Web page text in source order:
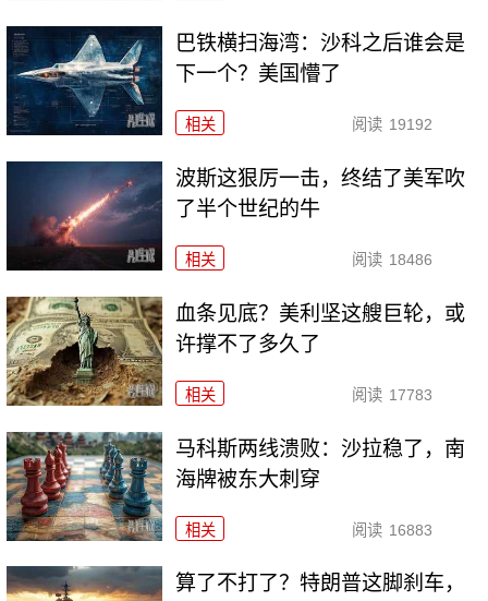
巴铁横扫海湾：沙科之后谁会是
下一个？美国懵了
相关 阅读 19192
波斯这狠厉一击，终结了美军吹
了半个世纪的牛
相关 阅读 18486
血条见底？美利坚这艘巨轮，或
许撑不了多久了
相关 阅读 17783
马科斯两线溃败：沙拉稳了，南
海牌被东大刺穿
相关 阅读 16883
算了不打了？特朗普这脚刹车，